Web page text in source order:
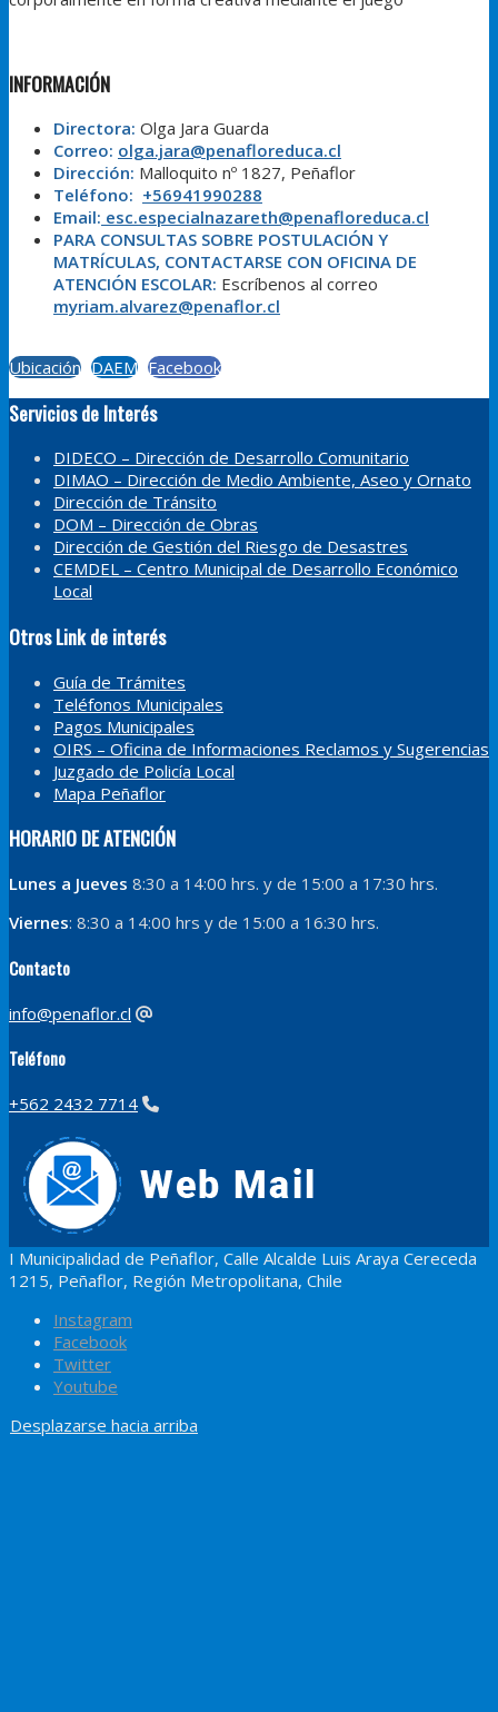
INFORMACIÓN
Directora: Olga Jara Guarda
Correo: olga.jara@penafloreduca.cl
Dirección: Malloquito nº 1827, Peñaflor
Teléfono: +56941990288
Email: esc.especialnazareth@penafloreduca.cl
PARA CONSULTAS SOBRE POSTULACIÓN Y
MATRÍCULAS, CONTACTARSE CON OFICINA DE
ATENCIÓN ESCOLAR: Escríbenos al correo
myriam.alvarez@penaflor.cl
Ubicación DAEM Facebook
Servicios de Interés
DIDECO – Dirección de Desarrollo Comunitario
DIMAO – Dirección de Medio Ambiente, Aseo y Ornato
Dirección de Tránsito
DOM – Dirección de Obras
Dirección de Gestión del Riesgo de Desastres
CEMDEL – Centro Municipal de Desarrollo Económico
Local
Otros Link de interés
Guía de Trámites
Teléfonos Municipales
Pagos Municipales
OIRS – Oficina de Informaciones Reclamos y Sugerencias
Juzgado de Policía Local
Mapa Peñaflor
HORARIO DE ATENCIÓN
Lunes a Jueves 8:30 a 14:00 hrs. y de 15:00 a 17:30 hrs.
Viernes: 8:30 a 14:00 hrs y de 15:00 a 16:30 hrs.
Contacto
info@penaflor.cl
Teléfono
+562 2432 7714
I Municipalidad de Peñaflor, Calle Alcalde Luis Araya Cereceda
1215, Peñaflor, Región Metropolitana, Chile
Instagram
Facebook
Twitter
Youtube
Desplazarse hacia arriba